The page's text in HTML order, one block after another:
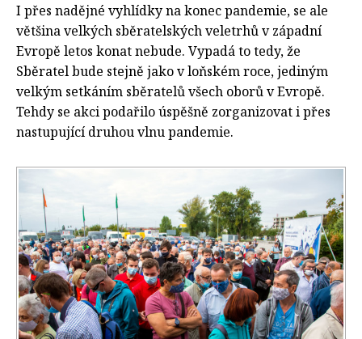
I přes nadějné vyhlídky na konec pandemie, se ale
většina velkých sběratelských veletrhů v západní
Evropě letos konat nebude. Vypadá to tedy, že
Sběratel bude stejně jako v loňském roce, jediným
velkým setkáním sběratelů všech oborů v Evropě.
Tehdy se akci podařilo úspěšně zorganizovat i přes
nastupující druhou vlnu pandemie.